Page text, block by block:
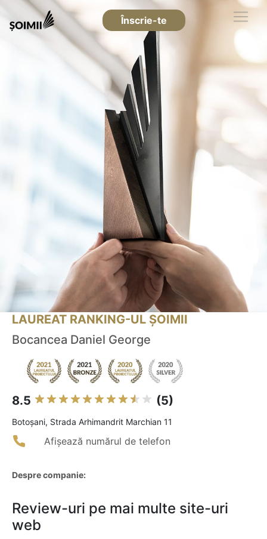
Înscrie-te
LAUREAT RANKING-UL ȘOIMII
Bocancea Daniel George
8.5 (5)
Botoşani, Strada Arhimandrit Marchian 11
Afișează numărul de telefon
Despre companie:
Review-uri pe mai multe site-uri
web